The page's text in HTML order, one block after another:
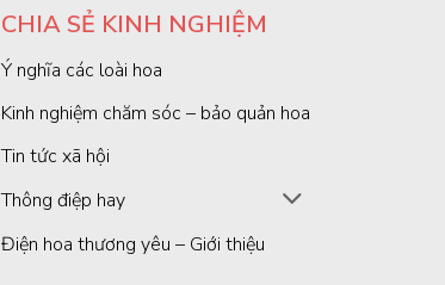
CHIA SẺ KINH NGHIỆM
Ý nghĩa các loài hoa
Kinh nghiệm chăm sóc – bảo quản hoa
Tin tức xã hội
Thông điệp hay
Điện hoa thương yêu – Giới thiệu